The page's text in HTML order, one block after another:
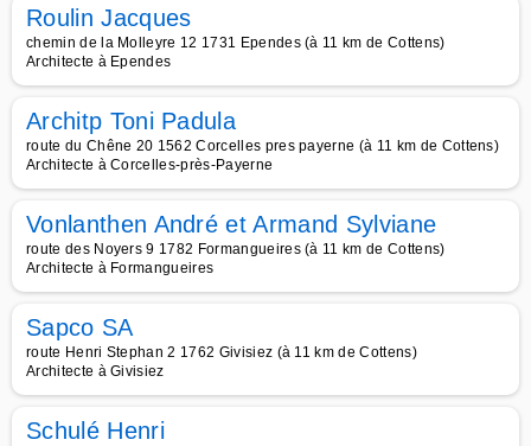
Roulin Jacques
chemin de la Molleyre 12 1731 Ependes (à 11 km de Cottens)
Architecte à Ependes
Architp Toni Padula
route du Chêne 20 1562 Corcelles pres payerne (à 11 km de Cottens)
Architecte à Corcelles-près-Payerne
Vonlanthen André et Armand Sylviane
route des Noyers 9 1782 Formangueires (à 11 km de Cottens)
Architecte à Formangueires
Sapco SA
route Henri Stephan 2 1762 Givisiez (à 11 km de Cottens)
Architecte à Givisiez
Schulé Henri